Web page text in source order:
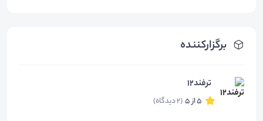
برگزارکننده
ترفند12
5 از 5 (2 دیدگاه)